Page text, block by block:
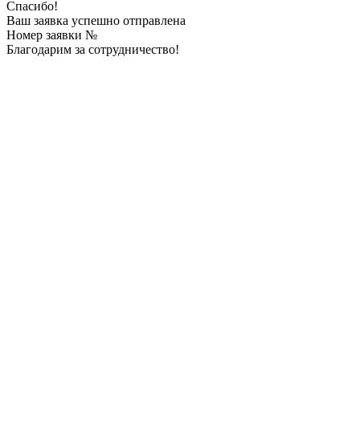
Спасибо!
Ваш заявка успешно отправлена
Номер заявки №
Благодарим за сотрудничество!